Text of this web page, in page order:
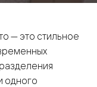
— это стильное
одного